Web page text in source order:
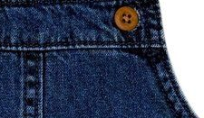
нам: